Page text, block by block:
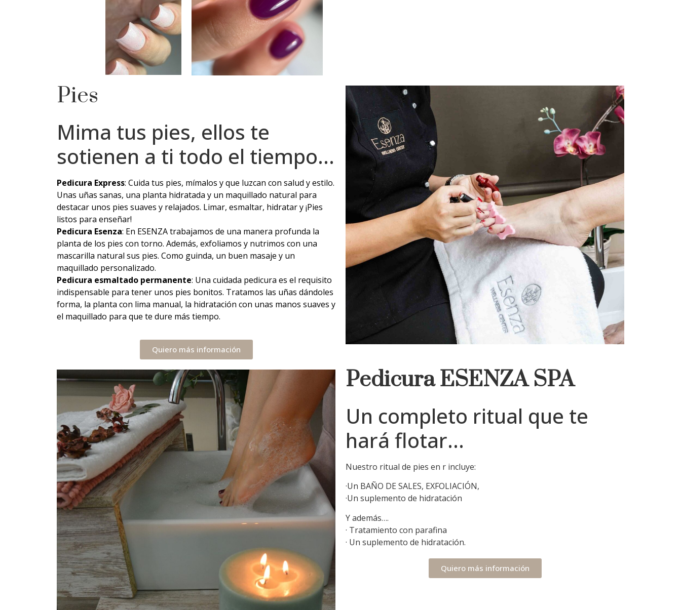
Pies
Mima tus pies, ellos te
sotienen a ti todo el tiempo…
Pedicura Express: Cuida tus pies, mímalos y que luzcan con salud y estilo.
Unas uñas sanas, una planta hidratada y un maquillado natural para
destacar unos pies suaves y relajados. Limar, esmaltar, hidratar y ¡Pies
listos para enseñar!
Pedicura Esenza: En ESENZA trabajamos de una manera profunda la
planta de los pies con torno. Además, exfoliamos y nutrimos con una
mascarilla natural sus pies. Como guinda, un buen masaje y un
maquillado personalizado.
Pedicura esmaltado permanente: Una cuidada pedicura es el requisito
indispensable para tener unos pies bonitos. Tratamos las uñas dándoles
forma, la planta con lima manual, la hidratación con unas manos suaves y
el maquillado para que te dure más tiempo.
Quiero más información
Pedicura ESENZA SPA
Un completo ritual que te
hará flotar…
Nuestro ritual de pies en r incluye:
·Un BAÑO DE SALES, EXFOLIACIÓN,
·Un suplemento de hidratación
Y además….
· Tratamiento con parafina
· Un suplemento de hidratación.
Quiero más información